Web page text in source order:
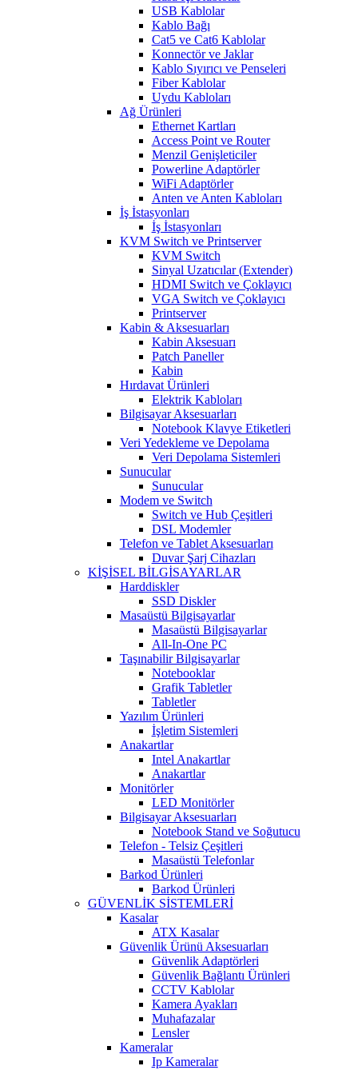
USB Kablolar
Kablo Bağı
Cat5 ve Cat6 Kablolar
Konnectör ve Jaklar
Kablo Sıyırıcı ve Penseleri
Fiber Kablolar
Uydu Kabloları
Ağ Ürünleri
Ethernet Kartları
Access Point ve Router
Menzil Genişleticiler
Powerline Adaptörler
WiFi Adaptörler
Anten ve Anten Kabloları
İş İstasyonları
İş İstasyonları
KVM Switch ve Printserver
KVM Switch
Sinyal Uzatıcılar (Extender)
HDMI Switch ve Çoklayıcı
VGA Switch ve Çoklayıcı
Printserver
Kabin & Aksesuarları
Kabin Aksesuarı
Patch Paneller
Kabin
Hırdavat Ürünleri
Elektrik Kabloları
Bilgisayar Aksesuarları
Notebook Klavye Etiketleri
Veri Yedekleme ve Depolama
Veri Depolama Sistemleri
Sunucular
Sunucular
Modem ve Switch
Switch ve Hub Çeşitleri
DSL Modemler
Telefon ve Tablet Aksesuarları
Duvar Şarj Cihazları
KİŞİSEL BİLGİSAYARLAR
Harddiskler
SSD Diskler
Masaüstü Bilgisayarlar
Masaüstü Bilgisayarlar
All-In-One PC
Taşınabilir Bilgisayarlar
Notebooklar
Grafik Tabletler
Tabletler
Yazılım Ürünleri
İşletim Sistemleri
Anakartlar
Intel Anakartlar
Anakartlar
Monitörler
LED Monitörler
Bilgisayar Aksesuarları
Notebook Stand ve Soğutucu
Telefon - Telsiz Çeşitleri
Masaüstü Telefonlar
Barkod Ürünleri
Barkod Ürünleri
GÜVENLİK SİSTEMLERİ
Kasalar
ATX Kasalar
Güvenlik Ürünü Aksesuarları
Güvenlik Adaptörleri
Güvenlik Bağlantı Ürünleri
CCTV Kablolar
Kamera Ayakları
Muhafazalar
Lensler
Kameralar
Ip Kameralar